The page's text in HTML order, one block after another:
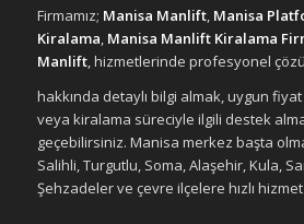
Firmamız; Manisa Manlift, Manisa
Kiralama, Manisa Manlift Kiralama
Manlift, hizmetlerinde profesyonel
hakkında detaylı bilgi almak, uygun
veya kiralama süreciyle ilgili destek
geçebilirsiniz. Manisa merkez başta
Salihli, Turgutlu, Soma, Alaşehir, Kula,
Şehzadeler ve çevre ilçelere hızlı